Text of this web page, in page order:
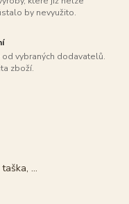
by nevyužito.
vybraných dodavatelů.
zboží.
...